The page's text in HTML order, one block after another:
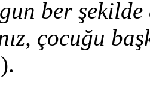
ber
çocuğu